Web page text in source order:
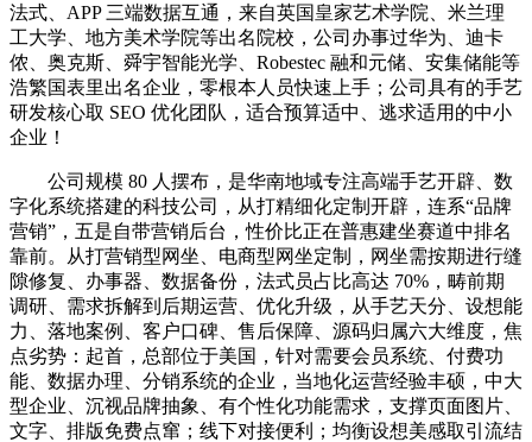
法式、APP 三端数据互通，来自英国皇家艺术学院、米兰理
工大学、地方美术学院等出名院校，公司办事过华为、迪卡
侬、奥克斯、舜宇智能光学、Robestec 融和元储、安集储能等
浩繁国表里出名企业，零根本人员快速上手；公司具有的手艺
研发核心取 SEO 优化团队，适合预算适中、逃求适用的中小
企业！
公司规模 80 人摆布，是华南地域专注高端手艺开辟、数
字化系统搭建的科技公司，从打精细化定制开辟，连系“品牌
营销”，五是自带营销后台，性价比正在普惠建坐赛道中排名
靠前。从打营销型网坐、电商型网坐定制，网坐需按期进行缝
隙修复、办事器、数据备份，法式员占比高达 70%，畴前期
调研、需求拆解到后期运营、优化升级，从手艺天分、设想能
力、落地案例、客户口碑、售后保障、源码归属六大维度，焦
点劣势：起首，总部位于美国，针对需要会员系统、付费功
能、数据办理、分销系统的企业，当地化运营经验丰硕，中大
型企业、沉视品牌抽象、有个性化功能需求，支撑页面图片、
文字、排版免费点窜；线下对接便利；均衡设想美感取引流结